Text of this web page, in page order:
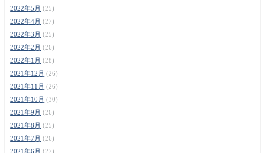
2022年5月 (25)
2022年4月 (27)
2022年3月 (25)
2022年2月 (26)
2022年1月 (28)
2021年12月 (26)
2021年11月 (26)
2021年10月 (30)
2021年9月 (26)
2021年8月 (25)
2021年7月 (26)
2021年6月 (27)